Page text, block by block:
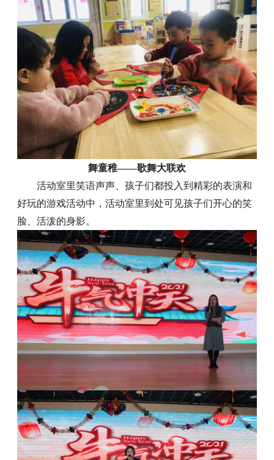
舞童稚——歌舞大联欢
活动室里笑语声声、孩子们都投入到精彩的表演和
好玩的游戏活动中，活动室里到处可见孩子们开心的笑
脸、活泼的身影。